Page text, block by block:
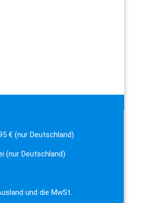
€ (nur Deutschland)
(nur Deutschland)
und die MwSt.